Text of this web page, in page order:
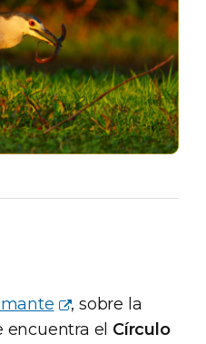
, sobre la
encuentra el Círculo